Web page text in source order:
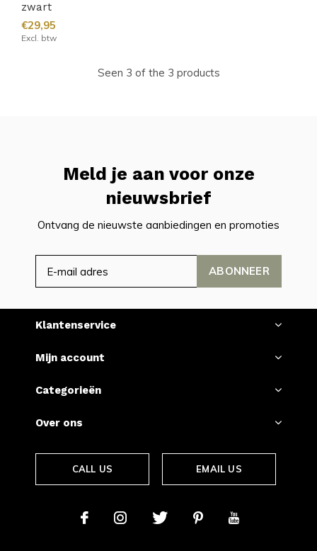
zwart
€29,95
Excl. btw
Seen 3 of the 3 products
Meld je aan voor onze
nieuwsbrief
Ontvang de nieuwste aanbiedingen en promoties
ABONNEER
Klantenservice
Mijn account
Categorieën
Over ons
CALL US EMAIL US